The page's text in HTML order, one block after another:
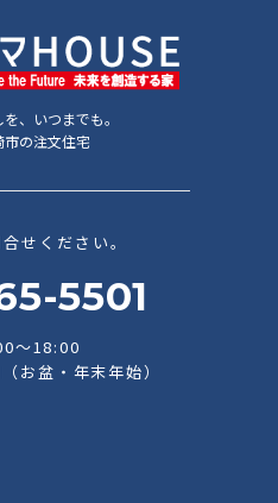
、いつまでも。
市の注文住宅
せください。
5501
～18:00
お盆・年末年始）